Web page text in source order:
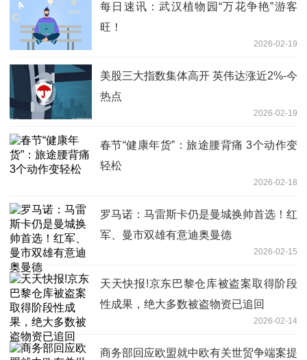
每日速讯：武汉植物园“万花争艳”游客
旺！
2026-02-19
美股三大指数集体高开 英伟达涨近2%-今
热点
2026-02-19
春节“健康年货”：旅途腰背痛 3个动作变
轻松
2026-02-18
罗马诺：马雷斯卡仍是曼城换帅首选！红
军、曼市双雄有意迪奥曼德
2026-02-15
天天快报!京东巴黎仓库被盗案取得阶段
性成果，绝大多数被盗物资已追回
2026-02-14
商务部回应欧盟就中欧有关世贸争端案提